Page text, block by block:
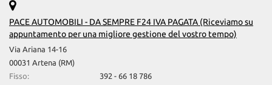
PACE AUTOMOBILI - DA SEMPRE F24 IVA PAGATA (Riceviamo su
appuntamento per una migliore gestione del vostro tempo)
Via Ariana 14-16
00031 Artena (RM)
Fisso:
392 - 66 18 786